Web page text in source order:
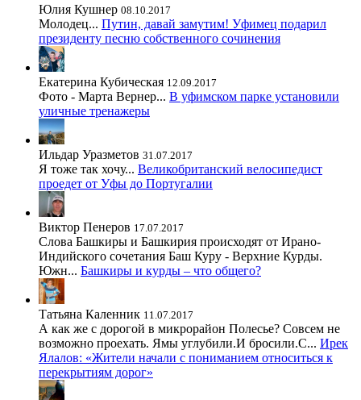
Юлия Кушнер 08.10.2017
Молодец... Путин, давай замутим! Уфимец подарил
президенту песню собственного сочинения
Екатерина Кубическая 12.09.2017
Фото - Марта Вернер... В уфимском парке установили
уличные тренажеры
Ильдар Уразметов 31.07.2017
Я тоже так хочу... Великобританский велосипедист
проедет от Уфы до Португалии
Виктор Пенеров 17.07.2017
Слова Башкиры и Башкирия происходят от Ирано-
Индийского сочетания Баш Куру - Верхние Курды.
Южн... Башкиры и курды – что общего?
Татьяна Каленник 11.07.2017
А как же с дорогой в микрорайон Полесье? Совсем не
возможно проехать. Ямы углубили.И бросили.С... Ирек
Ялалов: «Жители начали с пониманием относиться к
перекрытиям дорог»